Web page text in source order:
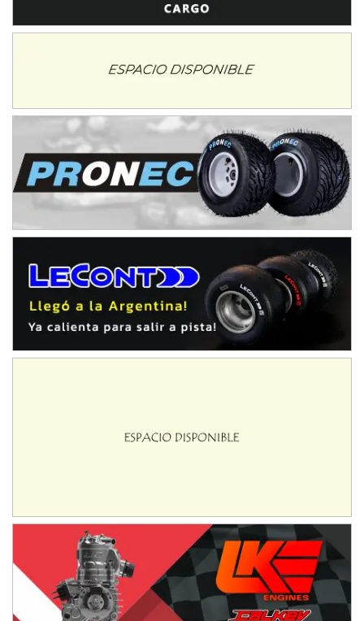
NORESTE SANTAFESINO - F6
Rufino (Santa Fe)
TUCUMANO - F5
Juan Navarro (Asfalto)
El Timbó (Tucumán)